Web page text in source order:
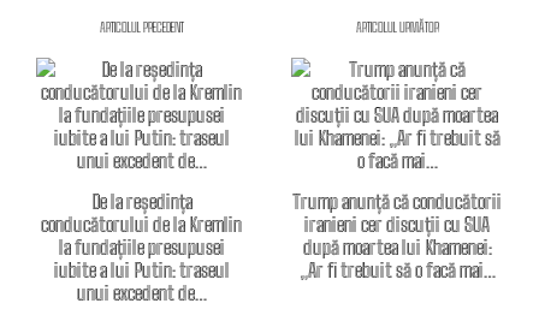
ARTICOLUL PRECEDENT
De la reședința
conducătorului de la Kremlin
la fundațiile presupusei
iubite a lui Putin: traseul
unui excedent de…
ARTICOLUL URMĂTOR
Trump anunță că conducătorii
iranieni cer discuții cu SUA
după moartea lui Khamenei:
„Ar fi trebuit să o facă mai…